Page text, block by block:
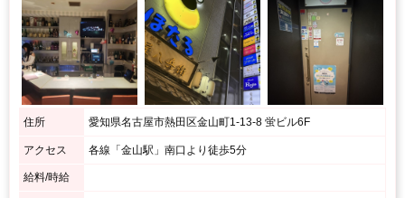
住所 愛知県名古屋市熱田区金山町1-13-8 蛍ビル6F
アクセス 各線「金山駅」南口より徒歩5分
給料/時給